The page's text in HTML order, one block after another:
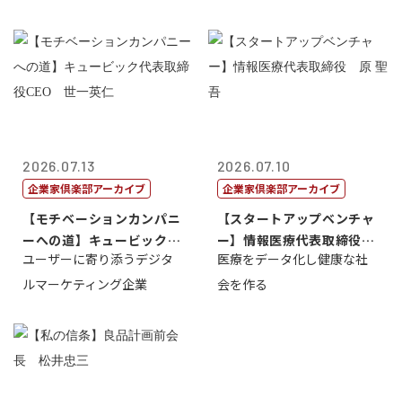
2026.07.13
企業家倶楽部アーカイブ
【モチベーションカンパニ
ーへの道】キュービック代
表取締役CE...
ユーザーに寄り添うデジタ
ルマーケティング企業
2026.07.10
企業家倶楽部アーカイブ
【スタートアップベンチャ
ー】情報医療代表取締役
原 聖吾
医療をデータ化し健康な社
会を作る